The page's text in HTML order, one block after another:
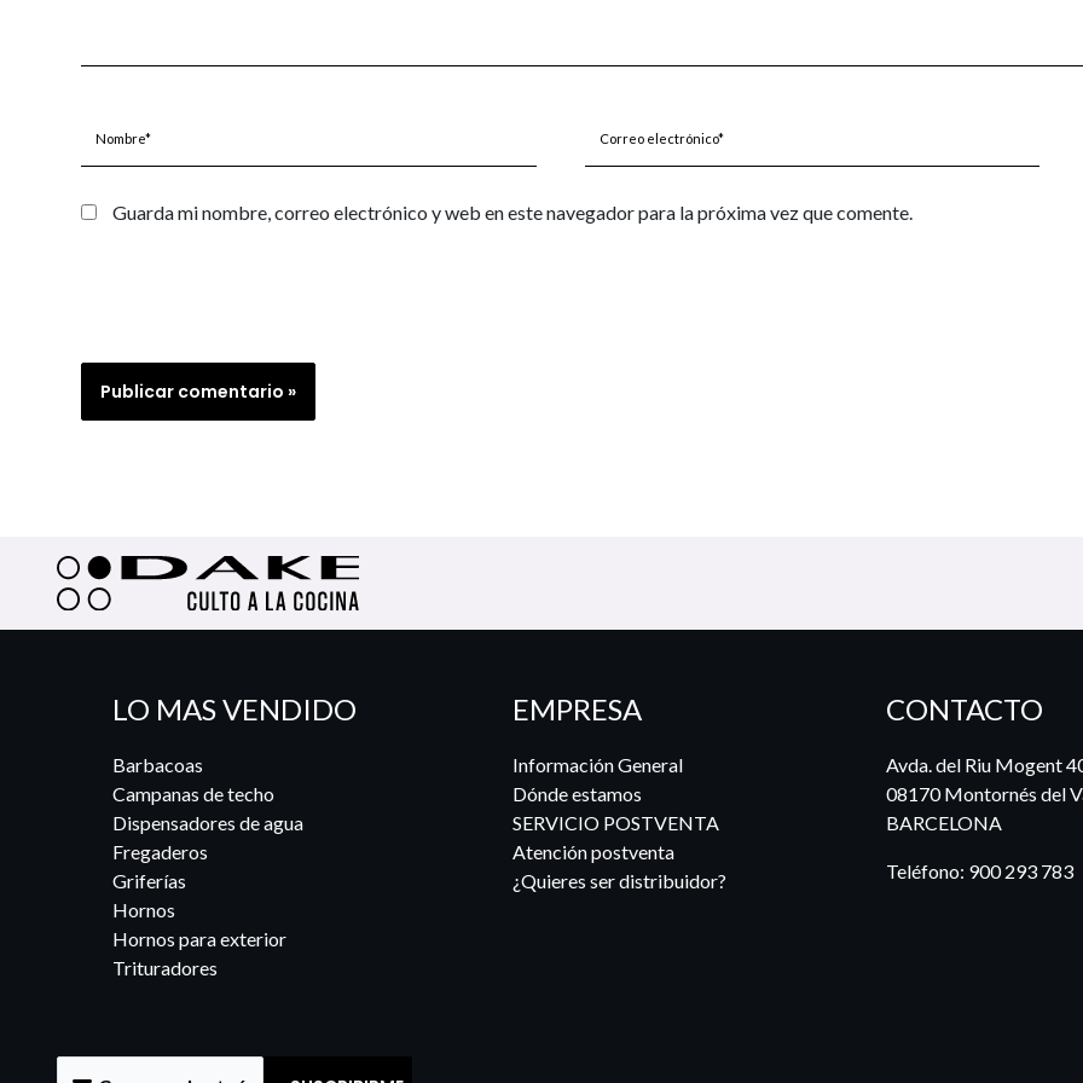
electrónico*
Guarda mi nombre, correo electrónico y web en este navegador para la próxima vez que comente.
LO MAS VENDIDO
Barbacoas
Campanas de techo
Dispensadores de agua
Fregaderos
Griferías
Hornos
Hornos para exterior
Trituradores
EMPRESA
Información General
Dónde estamos
SERVICIO POSTVENTA
Atención postventa
¿Quieres ser distribuidor?
CONTACTO
Avda. del Riu Mogent
08170 Montornés del
BARCELONA
Teléfono: 900 293 783